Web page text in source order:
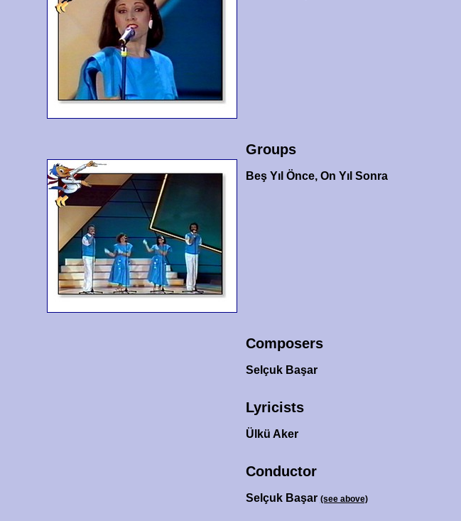
Groups
Beş Yıl Önce, On Yıl Sonra
Composers
Selçuk Başar
Lyricists
Ülkü Aker
Conductor
Selçuk Başar (see above)